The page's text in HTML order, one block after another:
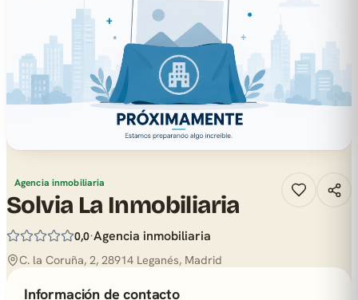
Agencia inmobiliaria
Solvia La Inmobiliaria
0,0·Agencia inmobiliaria
C. la Coruña, 2, 28914 Leganés, Madrid
Información de contacto